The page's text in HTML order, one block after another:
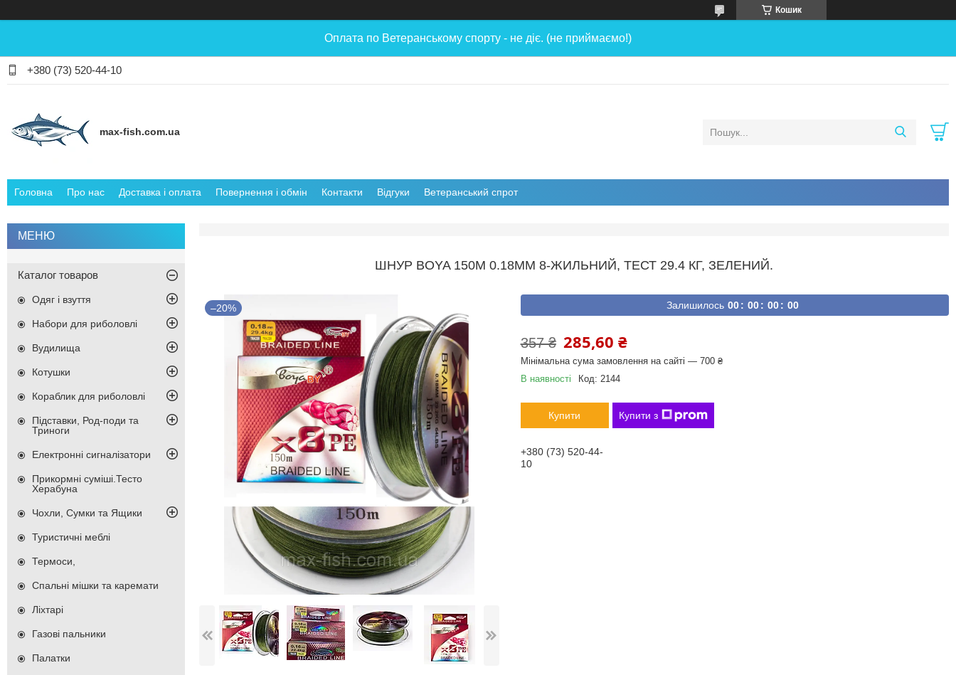
Кошик
Оплата по Ветеранському спорту - не діє. (не приймаємо!)
+380 (73) 520-44-10
max-fish.com.ua
Головна Про нас Доставка і оплата Повернення і обмін Контакти Відгуки Ветеранський спрот
ШНУР BOYA 150М 0.18ММ 8-ЖИЛЬНИЙ, ТЕСТ 29.4 КГ, ЗЕЛЕНИЙ.
–20% Залишилось 00 00 00 00
357 ₴ 285,60 ₴
Мінімальна сума замовлення на сайті — 700 ₴
В наявності
Код: 2144
Купити Купити з
+380 (73) 520-44-
10
Каталог товаров
Одяг і взуття
Набори для риболовлі
Вудилища
Котушки
Кораблик для риболовлі
Підставки, Род-поди та
Триноги
Електронні сигналізатори
Прикормні суміші.Тесто
Херабуна
Чохли, Сумки та Ящики
Туристичні меблі
Термоси,
Спальні мішки та каремати
Ліхтарі
Газові пальники
Палатки